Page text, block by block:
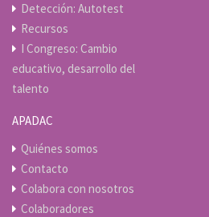
Detección: Autotest
Recursos
I Congreso: Cambio
educativo, desarrollo del
talento
APADAC
Quiénes somos
Contacto
Colabora con nosotros
Colaboradores